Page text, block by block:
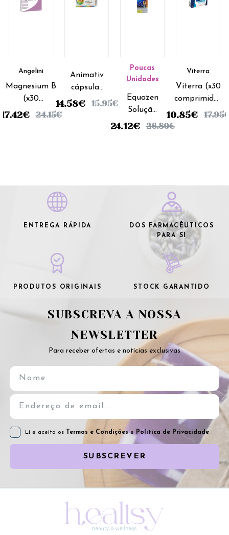
Angelini
Magnesium B
(x30
comprimidos)
17.42€ 24.15€
Animativ
cápsulas
(x30
14.58€ 15.95€
Poucas
Unidades
Equazen
Solução
Oral -
24.12€ 26.80€
Viterra
Viterra (x30
comprimidos
revestidos )
10.85€ 17.95
ENTREGA RÁPIDA
DOS FARMACÊUTICOS
PARA SI
PRODUTOS ORIGINAIS STOCK GARANTIDO
SUBSCREVA A NOSSA
NEWSLETTER
Para receber ofertas e notícias exclusivas
Li e aceito os Termos e Condiçõese Política de Privacidade
SUBSCREVER